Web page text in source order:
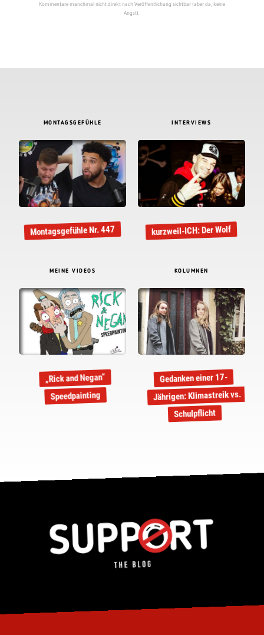
Kommentare manchmal nicht direkt nach Veröffentlichung sichtbar (aber da, keine
Angst).
MONTAGSGEFÜHLE
Montagsgefühle Nr. 447
INTERVIEWS
kurzweil-ICH: Der Wolf
MEINE VIDEOS
„Rick and Negan“
Speedpainting
KOLUMNEN
Gedanken einer 17-
Jährigen: Klimastreik vs.
Schulpflicht